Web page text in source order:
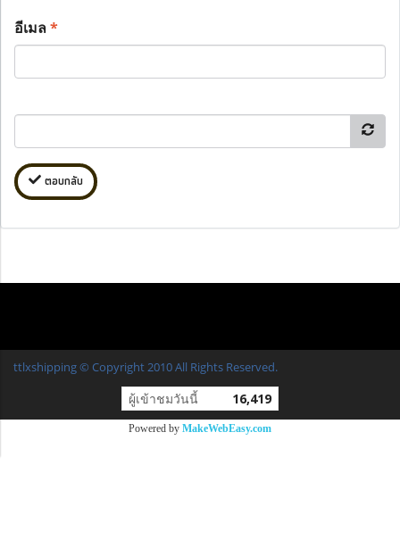
อีเมล*
ตอบกลับ
ttlxshipping © Copyright 2010 All Rights Reserved.
ผู้เข้าชมวันนี้ 16,419
Powered by MakeWebEasy.com